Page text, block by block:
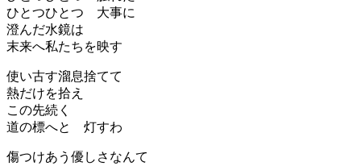
ひとつひとつ 大事に
澄んだ水鏡は
末来へ私たちを映す
使い古す溜息捨てて
熱だけを拾え
この先続く
道の標へと 灯すわ
傷つけあう優しさなんて